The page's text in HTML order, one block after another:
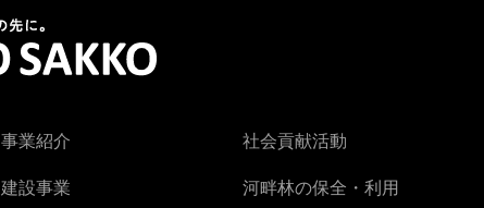
事業紹介
建設事業
社会貢献活動
河畔林の保全・利用